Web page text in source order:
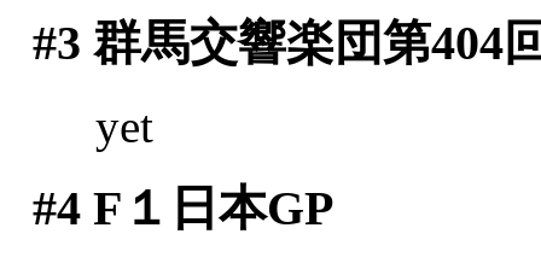
#3 群馬交響楽団第404
yet
#4F１日本GP